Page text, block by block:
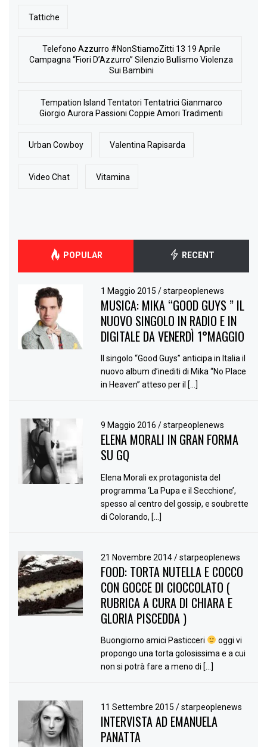
Tattiche
Telefono Azzurro #NonStiamoZitti 13 19 Aprile
Campagna “Fiori D’Azzurro” Silenzio Bullismo Violenza
Sui Bambini
Tempation Island Tentatori Tentatrici Gianmarco
Giorgio Aurora Passioni Coppie Amori Tradimenti
Urban Cowboy Valentina Rapisarda
Video Chat Vitamina
POPULAR RECENT
1 Maggio 2015/ starpeoplenews
MUSICA: MIKA “GOOD GUYS ” IL
NUOVO SINGOLO IN RADIO E IN
DIGITALE DA VENERDÌ 1°MAGGIO
Il singolo “Good Guys” anticipa in Italia il
nuovo album d’inediti di Mika “No Place
in Heaven” atteso per il […]
9 Maggio 2016/ starpeoplenews
ELENA MORALI IN GRAN FORMA
SU GQ
Elena Morali ex protagonista del
programma ‘La Pupa e il Secchione’,
spesso al centro del gossip, e soubrette
di Colorando, […]
21 Novembre 2014/ starpeoplenews
FOOD: TORTA NUTELLA E COCCO
CON GOCCE DI CIOCCOLATO (
RUBRICA A CURA DI CHIARA E
GLORIA PISCEDDA )
Buongiorno amici Pasticceri
oggi vi
propongo una torta golosissima e a cui
non si potrà fare a meno di […]
11 Settembre 2015/ starpeoplenews
INTERVISTA AD EMANUELA
PANATTA